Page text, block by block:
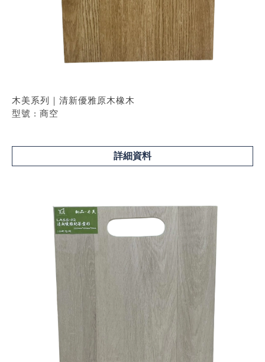
木美系列｜清新優雅原木橡木
型號 : 商空
詳細資料